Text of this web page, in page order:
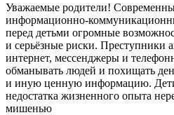
Уважаемые родители!
перед детьми огромные
и серьёзные риски. Преступники
интернет, мессенджеры и
обманывать людей и похищать
и иную ценную информацию. Дети
недостатка жизненного опыта
мишенью